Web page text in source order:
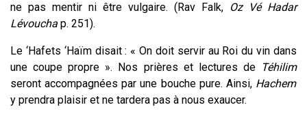
ne pas mentir ni être vulgaire. (Rav Falk, Oz Vé Hadar
Lévoucha p. 251).
Le ‘Hafets ‘Haïm disait : « On doit servir au Roi du vin dans
une coupe propre ». Nos prières et lectures deTéhilim
seront accompagnées par une bouche pure. Ainsi, Hachem
y prendra plaisir et ne tardera pas à nous exaucer.